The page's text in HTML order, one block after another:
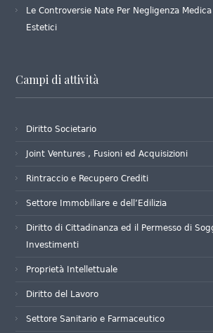
Le Controversie Nate Per Negligenza
Estetici
Campi di attività
Diritto Societario
Joint Ventures , Fusioni ed Acquisizioni
Rintraccio e Recupero Crediti
Settore Immobiliare e dell’Edilizia
Diritto di Cittadinanza ed il Permesso di
Investimenti
Proprietà Intellettuale
Diritto del Lavoro
Settore Sanitario e Farmaceutico